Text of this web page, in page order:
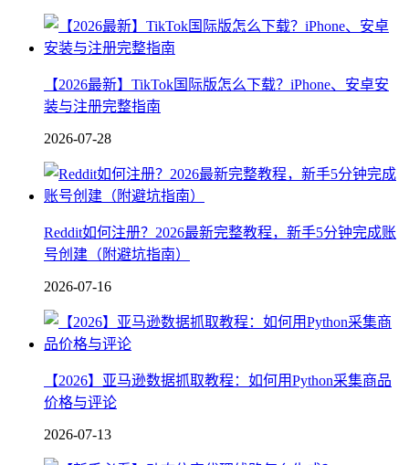
【2026最新】TikTok国际版怎么下载？iPhone、安卓安
装与注册完整指南
2026-07-28
Reddit如何注册？2026最新完整教程，新手5分钟完成账
号创建（附避坑指南）
2026-07-16
【2026】亚马逊数据抓取教程：如何用Python采集商品
价格与评论
2026-07-13